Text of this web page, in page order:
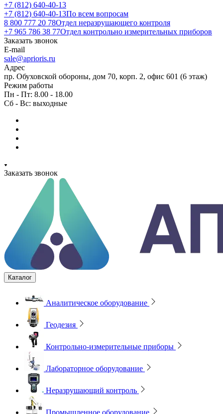
+7 (812) 640-40-13
+7 (812) 640-40-13По всем вопросам
8 800 777 20 78Отдел неразрушающего контроля
+7 965 786 38 77Отдел контрольно измерительных приборов
Заказать звонок
E-mail
sale@aprioris.ru
Адрес
пр. Обуховской обороны, дом 70, корп. 2, офис 601 (6 этаж)
Режим работы
Пн - Пт: 8.00 - 18.00
Сб - Вс: выходные
Заказать звонок
Каталог
Аналитическое оборудование
Геодезия
Контрольно-измерительные приборы
Лабораторное оборудование
Неразрушающий контроль
Промышленное оборудование